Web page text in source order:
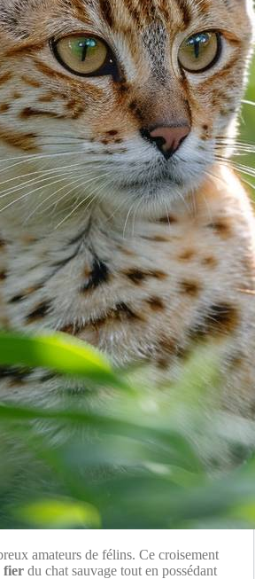
amateurs de félins. Ce croisement
fier du chat sauvage tout en possédant